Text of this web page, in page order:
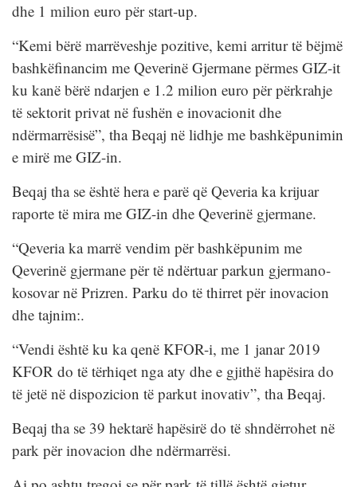
dhe 1 milion euro për start-up.
“Kemi bërë marrëveshje pozitive, kemi arritur të bëjmë
bashkëfinancim me Qeverinë Gjermane përmes GIZ-it
ku kanë bërë ndarjen e 1.2 milion euro për përkrahje
të sektorit privat në fushën e inovacionit dhe
ndërmarrësisë”, tha Beqaj në lidhje me bashkëpunimin
e mirë me GIZ-in.
Beqaj tha se është hera e parë që Qeveria ka krijuar
raporte të mira me GIZ-in dhe Qeverinë gjermane.
“Qeveria ka marrë vendim për bashkëpunim me
Qeverinë gjermane për të ndërtuar parkun gjermano-
kosovar në Prizren. Parku do të thirret për inovacion
dhe tajnim:.
“Vendi është ku ka qenë KFOR-i, me 1 janar 2019
KFOR do të tërhiqet nga aty dhe e gjithë hapësira do
të jetë në dispozicion të parkut inovativ”, tha Beqaj.
Beqaj tha se 39 hektarë hapësirë do të shndërrohet në
park për inovacion dhe ndërmarrësi.